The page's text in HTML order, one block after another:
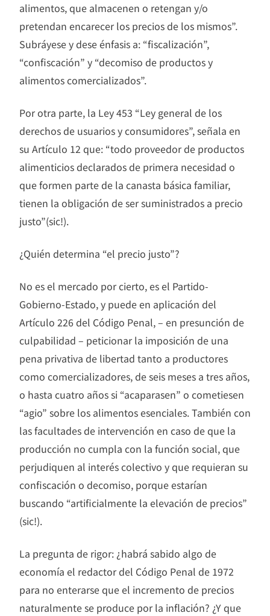
alimentos, que almacenen o retengan y/o
pretendan encarecer los precios de los mismos”.
Subráyese y dese énfasis a: “fiscalización”,
“confiscación” y “decomiso de productos y
alimentos comercializados”.
Por otra parte, la Ley 453 “Ley general de los
derechos de usuarios y consumidores”, señala en
su Artículo 12 que: “todo proveedor de productos
alimenticios declarados de primera necesidad o
que formen parte de la canasta básica familiar,
tienen la obligación de ser suministrados a precio
justo”(sic!).
¿Quién determina “el precio justo”?
No es el mercado por cierto, es el Partido-
Gobierno-Estado, y puede en aplicación del
Artículo 226 del Código Penal, – en presunción de
culpabilidad – peticionar la imposición de una
pena privativa de libertad tanto a productores
como comercializadores, de seis meses a tres años,
o hasta cuatro años si “acaparasen” o cometiesen
“agio” sobre los alimentos esenciales. También con
las facultades de intervención en caso de que la
producción no cumpla con la función social, que
perjudiquen al interés colectivo y que requieran su
confiscación o decomiso, porque estarían
buscando “artificialmente la elevación de precios”
(sic!).
La pregunta de rigor: ¿habrá sabido algo de
economía el redactor del Código Penal de 1972
para no enterarse que el incremento de precios
naturalmente se produce por la inflación? ¿Y que